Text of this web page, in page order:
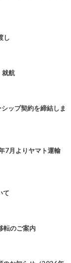
し
就航
ップ契約を締結しま
7月よりヤマト運輸
て
転のご案内